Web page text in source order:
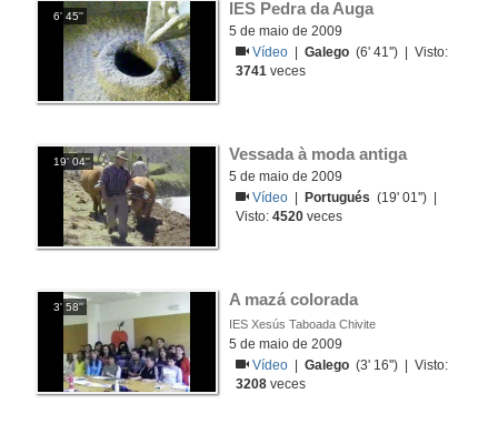
6' 45'' IES Pedra da Auga
5 de maio de 2009
Vídeo
|Galego (6' 41'') | Visto:
3741 veces
19' 04'' Vessada à moda antiga
5 de maio de 2009
Vídeo
Portugués (19' 01'') |
Visto:4520 veces
3' 58'' A mazá colorada
IES Xesús Taboada Chivite
5 de maio de 2009
Vídeo
|Galego (3' 16'') | Visto:
3208 veces